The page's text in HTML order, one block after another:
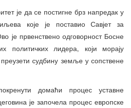
је да се постигне брз напредак у
које је поставио Савјет за
је првенствено одговорност Босне
политичких лидера, који морају
судбину земље у сопствене
домаћи процес уставне
је започела процес европске